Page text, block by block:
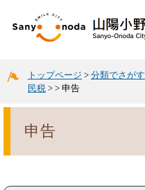
トップページ > 分類でさがす
民税 > > 申告
申告